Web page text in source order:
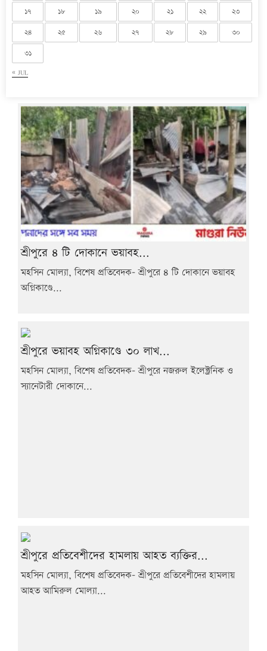
« JUL
১৭ ১৮ ১৯ ২০ ২১ ২২ ২৩
২৪ ২৫ ২৬ ২৭ ২৮ ২৯ ৩০
৩১
শ্রীপুরে ৪ টি দোকানে ভয়াবহ...
মহসিন মোল্যা, বিশেষ প্রতিবেদক- শ্রীপুরে ৪ টি দোকানে ভয়াবহ
অগ্নিকাণ্ডে...
শ্রীপুরে ভয়াবহ অগ্নিকাণ্ডে ৩০ লাখ...
মহসিন মোল্যা, বিশেষ প্রতিবেদক- শ্রীপুরে নজরুল ইলেক্ট্রনিক ও
স্যানেটারী দোকানে...
শ্রীপুরে প্রতিবেশীদের হামলায় আহত ব্যক্তির...
মহসিন মোল্যা, বিশেষ প্রতিবেদক- শ্রীপুরে প্রতিবেশীদের হামলায়
আহত আমিরুল মোল্যা...